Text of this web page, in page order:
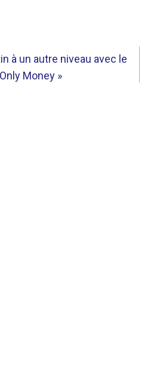
à un autre niveau avec le
Money »